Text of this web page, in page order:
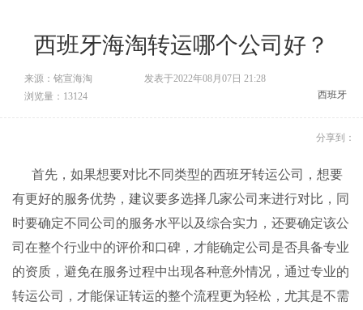
西班牙海淘转运哪个公司好？
来源：铭宣海淘
发表于2022年08月07日 21:28
浏览量：13124
西班牙
分享到：
首先，如果想要对比不同类型的西班牙转运公司
，想要
有更好的服务优势，建议要多选择几家公司来进行对比，同
时要确定不同公司的服务水平以及综合实力，还要确定该公
司在整个行业中的评价和口碑，才能确定公司是否具备专业
的资质，避免在服务过程中出现各种意外情况，通过专业的
转运公司
，才能保证转运的整个流程更为轻松，尤其是不需